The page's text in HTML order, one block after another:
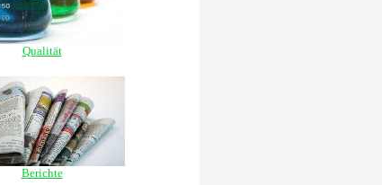
Qualität
Berichte